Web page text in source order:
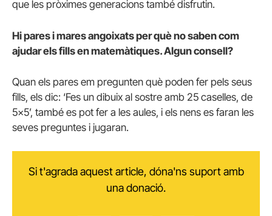
que les pròximes generacions també disfrutin.
Hi pares i mares angoixats per què no saben com
ajudar els fills en matemàtiques. Algun consell?
Quan els pares em pregunten què poden fer pels seus
fills, els dic: ‘Fes un dibuix al sostre amb 25 caselles, de
5×5’, també es pot fer a les aules, i els nens es faran les
seves preguntes i jugaran.
Si t'agrada aquest article, dóna'ns suport amb
una donació.